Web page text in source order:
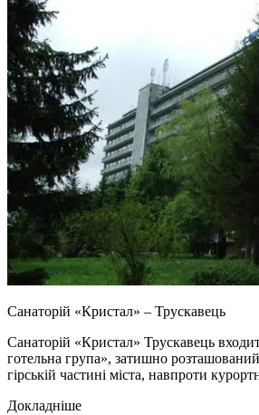
Санаторій «Кристал» – Трускавець
Санаторій «Кристал» Трускавець
готельна група», затишно
гірській частині міста, навпроти
Докладніше